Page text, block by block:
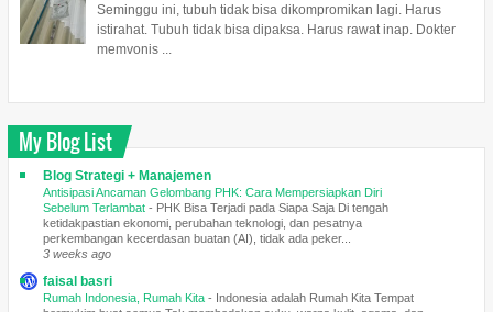
Seminggu ini, tubuh tidak bisa dikompromikan lagi. Harus
istirahat. Tubuh tidak bisa dipaksa. Harus rawat inap. Dokter
memvonis ...
My Blog List
Blog Strategi + Manajemen
Antisipasi Ancaman Gelombang PHK: Cara Mempersiapkan Diri
Sebelum Terlambat - PHK Bisa Terjadi pada Siapa Saja Di tengah
ketidakpastian ekonomi, perubahan teknologi, dan pesatnya
perkembangan kecerdasan buatan (AI), tidak ada peker...
3 weeks ago
faisal basri
Rumah Indonesia, Rumah Kita - Indonesia adalah Rumah Kita Tempat